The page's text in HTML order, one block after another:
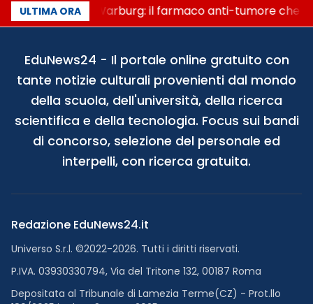
ULTIMA ORA
Un secolo di Warburg: il farmaco anti-tumore che
EduNews24 - Il portale online gratuito con
tante notizie culturali provenienti dal mondo
della scuola, dell'università, della ricerca
scientifica e della tecnologia. Focus sui bandi
di concorso, selezione del personale ed
interpelli, con ricerca gratuita.
Redazione EduNews24.it
Universo S.r.l. ©2022-2026. Tutti i diritti riservati.
P.IVA. 03930330794, Via del Tritone 132, 00187 Roma
Depositata al Tribunale di Lamezia Terme(CZ) - Prot.llo